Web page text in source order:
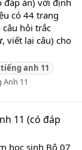
đáp án) với định
có 44 trang
hỏi trắc
viết lại câu) cho
tiếnganh 11
11
11 (có đáp
học sinh Bộ 07